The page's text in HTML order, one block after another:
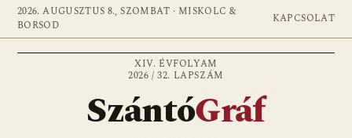
2026. AUGUSZTUS 8., SZOMBAT · MISKOLC &
BORSOD
KAPCSOLAT
XIV. ÉVFOLYAM
2026 / 32. LAPSZÁM
SzántóGráf